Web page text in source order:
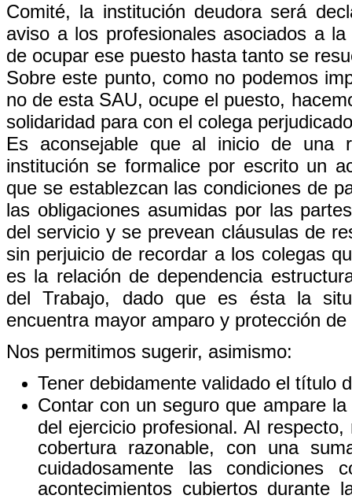
Comité, la institución deudora será
aviso a los profesionales asociados a
de ocupar ese puesto hasta tanto se
Sobre este punto, como no podemos
no de esta SAU, ocupe el puesto,
solidaridad para con el colega
Es aconsejable que al inicio de una
institución se formalice por escrito un
que se establezcan las condiciones de
las obligaciones asumidas por las
del servicio y se prevean cláusulas de
sin perjuicio de recordar a los colegas
es la relación de dependencia
del Trabajo, dado que es ésta la
encuentra mayor amparo y protección
Nos permitimos sugerir, asimismo:
Tener debidamente validado el título
Contar con un seguro que ampare
del ejercicio profesional. Al
cobertura razonable, con una
cuidadosamente las condiciones
acontecimientos cubiertos durante